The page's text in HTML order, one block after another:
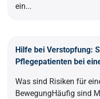
ein...
Hilfe bei Verstopfung:
Pflegepatienten bei
Was sind Risiken für
BewegungHäufig sind